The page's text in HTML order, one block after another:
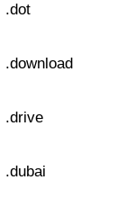
.dot
.download
.drive
.dubai